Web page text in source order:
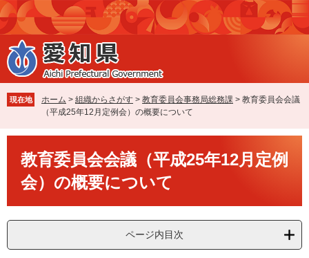
ペ
ー
ジ
の
先
で
す
メ
ニ
ュ
ー
を
ば
し
本
現在地 ホーム > 組織からさがす > 教育委員会事務局総務課 > 教育委員会会議
（平成25年12月定例会）の概要について
教育委員会会議（平成25年12月定例
会）の概要について
ページ内目次